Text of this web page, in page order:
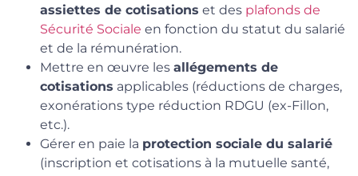
assiettes de cotisations et des plafonds de
Sécurité Sociale en fonction du statut du salarié
et de la rémunération.
Mettre en œuvre les allégements de
cotisations applicables (réductions de charges,
exonérations type réduction RDGU (ex-Fillon,
etc.).
Gérer en paie la protection sociale du salarié
(inscription et cotisations à la mutuelle santé,